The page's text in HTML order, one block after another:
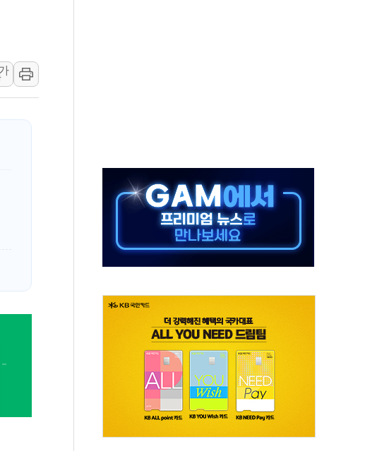
해상 풍랑주의보…10일까지 최대 3.5m 높은 물결
온열질환 사망 23명…정부, 비상대응기구 가동
부 동해안 시간당 50mm 이상 폭우…호우경보 발효
일하던 90대 숨져…온열질환 여부 조사
전면허 기능시험 오전 집중 편성…체감온도 38도 넘으면 중단
주가누르기 방지법' 전면 재검토 지시